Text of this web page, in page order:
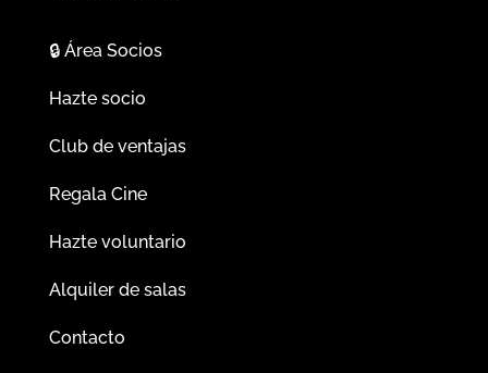
🔒Área Socios
Hazte socio
Club de ventajas
Regala Cine
Hazte voluntario
Alquiler de salas
Contacto